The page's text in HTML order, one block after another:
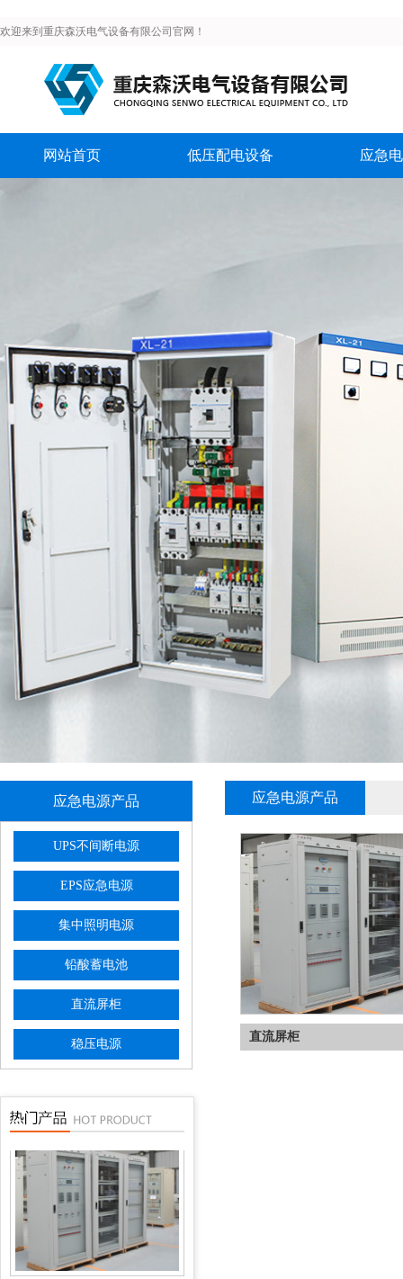
欢迎来到重庆森沃电气设备有限公司官网！
网站首页 低压配电设备 应急
应急电源产品
UPS不间断电源
EPS应急电源
集中照明电源
铅酸蓄电池
直流屏柜
稳压电源
直流屏柜
直流屏电池柜
应急电源产品
直流屏柜